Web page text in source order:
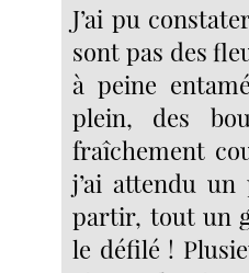
J’ai pu
sont pas des
à peine
plein, des
fraîchement
j’ai attendu
partir, tout un
le défilé !